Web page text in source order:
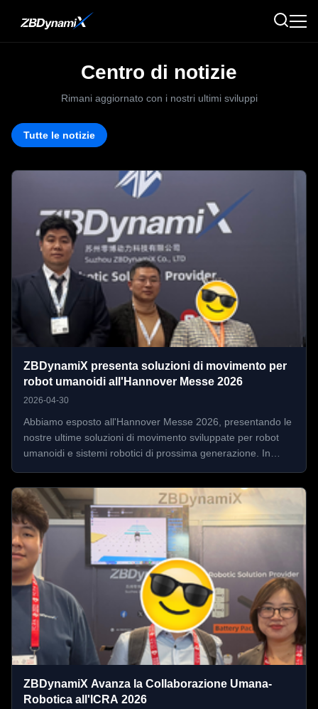
Centro di notizie
Rimani aggiornato con i nostri ultimi sviluppi
Tutte le notizie
ZBDynamiX presenta soluzioni di movimento per
robot umanoidi all'Hannover Messe 2026
2026-04-30
Abbiamo esposto all'Hannover Messe 2026, presentando le
nostre ultime soluzioni di movimento sviluppate per robot
umanoidi e sistemi robotici di prossima generazione. In
giunti, bracci robotici, mani destre e altri componenti di
movimento ...
ZBDynamiX Avanza la Collaborazione Umana-
Robotica all'ICRA 2026